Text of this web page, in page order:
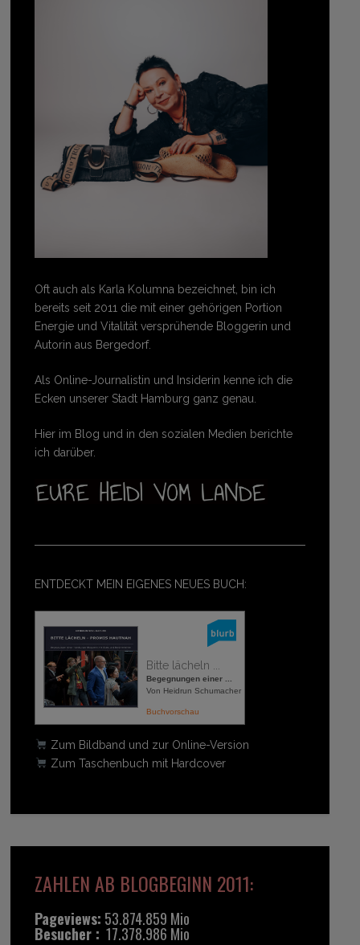
Oft auch als Karla Kolumna bezeichnet, bin ich
bereits seit 2011 die mit einer gehörigen Portion
Energie und Vitalität versprühende Bloggerin und
Autorin aus Bergedorf.
Als Online-Journalistin und Insiderin kenne ich die
Ecken unserer Stadt Hamburg ganz genau.
Hier im Blog und in den sozialen Medien berichte
ich darüber.
ENTDECKT MEIN EIGENES NEUES BUCH:
Bitte lächeln ...
Begegnungen einer ...
Von Heidrun Schumacher
Buchvorschau
Zum Bildband und zur Online-Version
Zum Taschenbuch mit Hardcover
ZAHLEN AB BLOGBEGINN 2011:
Pageviews: 53.874.859 Mio
Besucher : 17.378.986 Mio